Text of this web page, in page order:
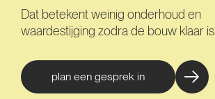
Dat betekent weinig onderhoud en
waardestijging zodra de bouw klaar is.
plan een gesprek in